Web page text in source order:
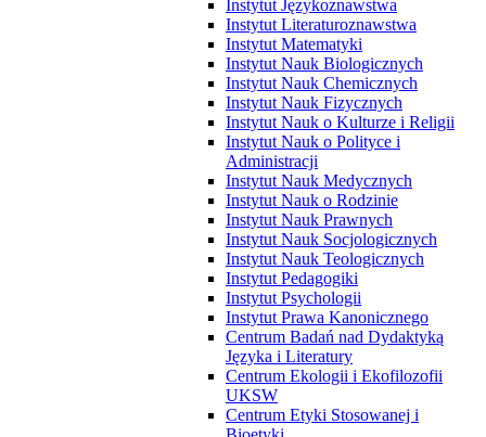
Instytut Językoznawstwa
Instytut Literaturoznawstwa
Instytut Matematyki
Instytut Nauk Biologicznych
Instytut Nauk Chemicznych
Instytut Nauk Fizycznych
Instytut Nauk o Kulturze i Religii
Instytut Nauk o Polityce i
Administracji
Instytut Nauk Medycznych
Instytut Nauk o Rodzinie
Instytut Nauk Prawnych
Instytut Nauk Socjologicznych
Instytut Nauk Teologicznych
Instytut Pedagogiki
Instytut Psychologii
Instytut Prawa Kanonicznego
Centrum Badań nad Dydaktyką
Języka i Literatury
Centrum Ekologii i Ekofilozofii
UKSW
Centrum Etyki Stosowanej i